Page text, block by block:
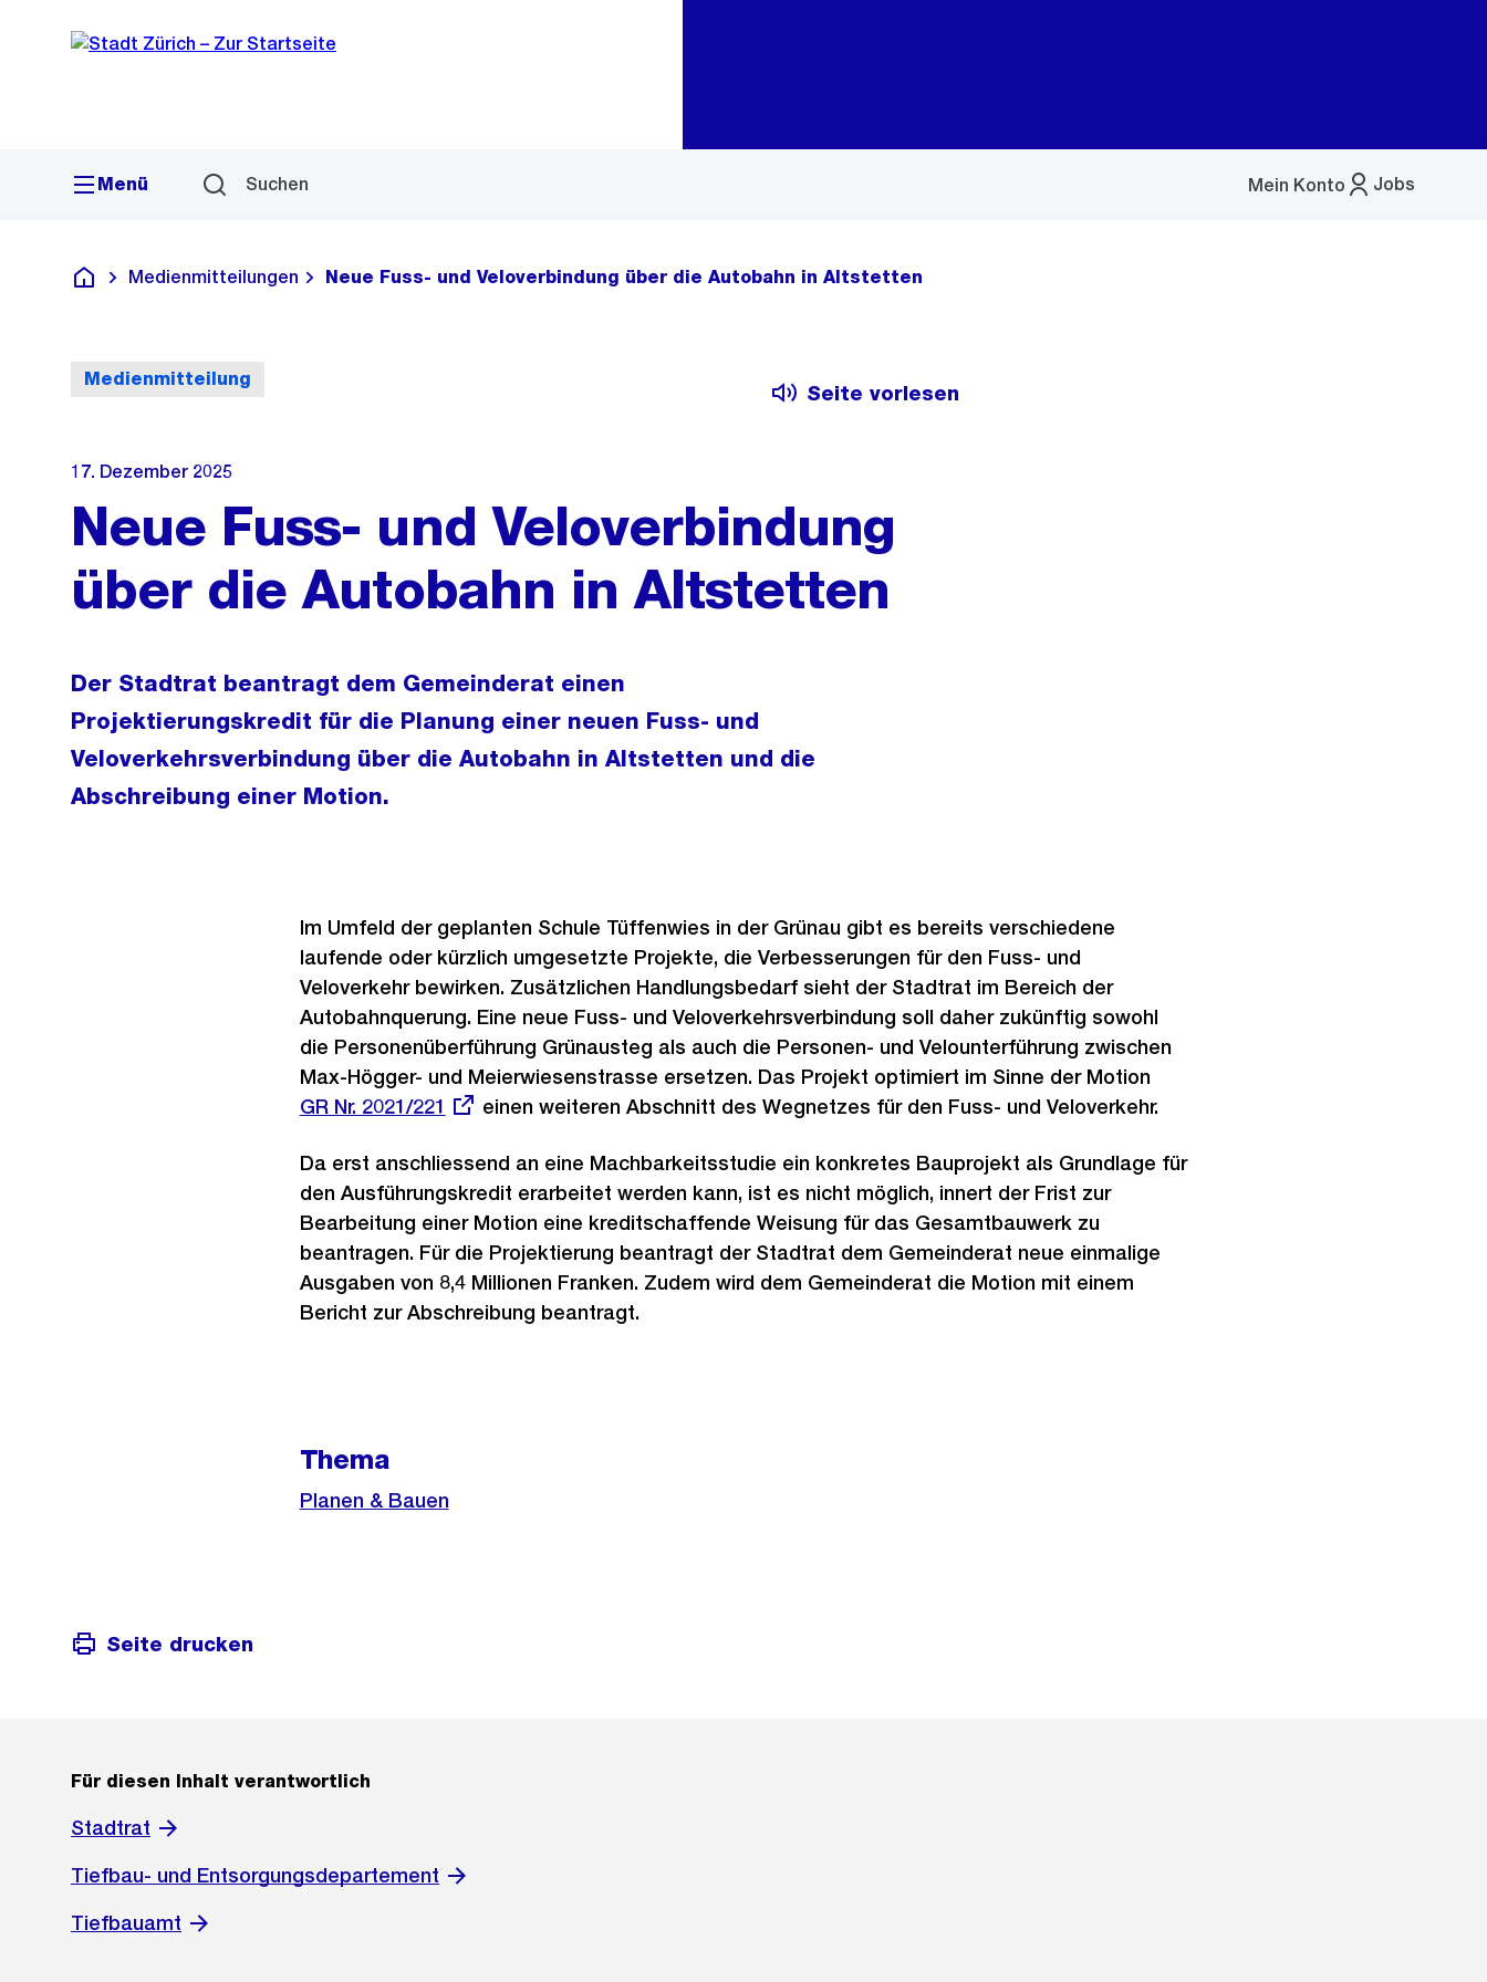
Navigation
Sprunglink
Menü Suchen Jobs
Mein Konto
Menü
Deutsch
Medienmitteilungen Neue Fuss- und Veloverbindung über die Autobahn in Altstetten
Medienmitteilung
Seite vorlesen
17. Dezember 2025
Neue Fuss- und Veloverbindung
über die Autobahn in Altstetten
Der Stadtrat beantragt dem Gemeinderat einen
Projektierungskredit für die Planung einer neuen Fuss- und
Veloverkehrsverbindung über die Autobahn in Altstetten und die
Abschreibung einer Motion.
Im Umfeld der geplanten Schule Tüffenwies in der Grünau gibt es bereits verschiedene
laufende oder kürzlich umgesetzte Projekte, die Verbesserungen für den Fuss- und
Veloverkehr bewirken. Zusätzlichen Handlungsbedarf sieht der Stadtrat im Bereich der
Autobahnquerung. Eine neue Fuss- und Veloverkehrsverbindung soll daher zukünftig sowohl
die Personenüberführung Grünausteg als auch die Personen- und Velounterführung zwischen
Max-Högger- und Meierwiesenstrasse ersetzen. Das Projekt optimiert im Sinne der Motion
Link:
GR Nr. 2021/221 einen weiteren Abschnitt des Wegnetzes für den Fuss- und Veloverkehr.
Da erst anschliessend an eine Machbarkeitsstudie ein konkretes Bauprojekt als Grundlage für
den Ausführungskredit erarbeitet werden kann, ist es nicht möglich, innert der Frist zur
Bearbeitung einer Motion eine kreditschaffende Weisung für das Gesamtbauwerk zu
beantragen. Für die Projektierung beantragt der Stadtrat dem Gemeinderat neue einmalige
Ausgaben von 8,4 Millionen Franken. Zudem wird dem Gemeinderat die Motion mit einem
Bericht zur Abschreibung beantragt.
Thema
Planen & Bauen
Seite drucken
Für diesen Inhalt verantwortlich
Stadtrat
Tiefbau- und Entsorgungsdepartement
Tiefbauamt